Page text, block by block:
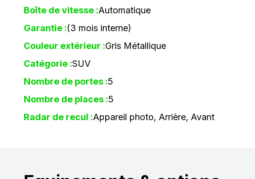
Boîte de vitesse :Automatique
Garantie :(3 mois interne)
Couleur extérieur :Gris Métallique
Catégorie :SUV
Nombre de portes :5
Nombre de places :5
Radar de recul :Appareil photo, Arrière, Avant